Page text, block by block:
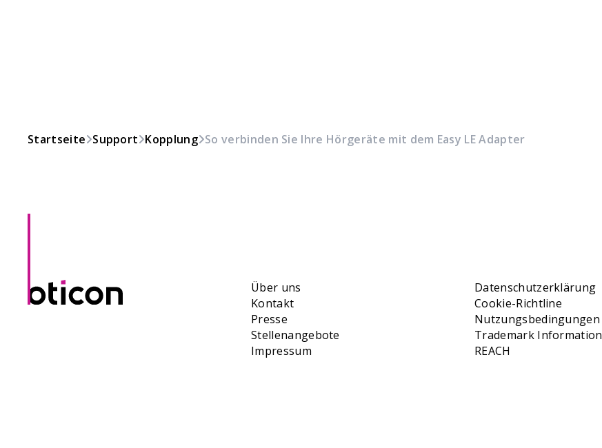
Startseite Support Kopplung So verbinden Sie Ihre Hörgeräte mit dem Easy LE Adapter
Über uns
Kontakt
Presse
Stellenangebote
Impressum
Datenschutzerklärung
Cookie-Richtline
Nutzungsbedingungen
Trademark Information
REACH